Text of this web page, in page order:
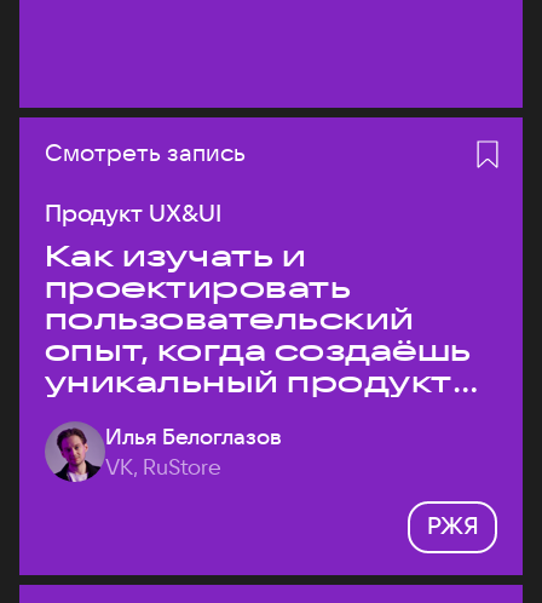
Смотреть запись
Продукт UX&UI
Как изучать и
проектировать
пользовательский
опыт, когда создаёшь
уникальный продукт
на рынке?
Илья Белоглазов
VK, RuStore
РЖЯ